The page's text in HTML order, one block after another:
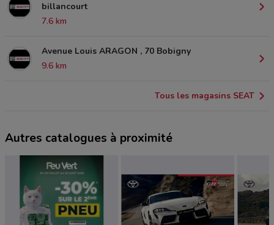
billancourt
7.6 km
Avenue Louis ARAGON , 70 Bobigny
9.6 km
Tous les magasins SEAT
Autres catalogues à proximité